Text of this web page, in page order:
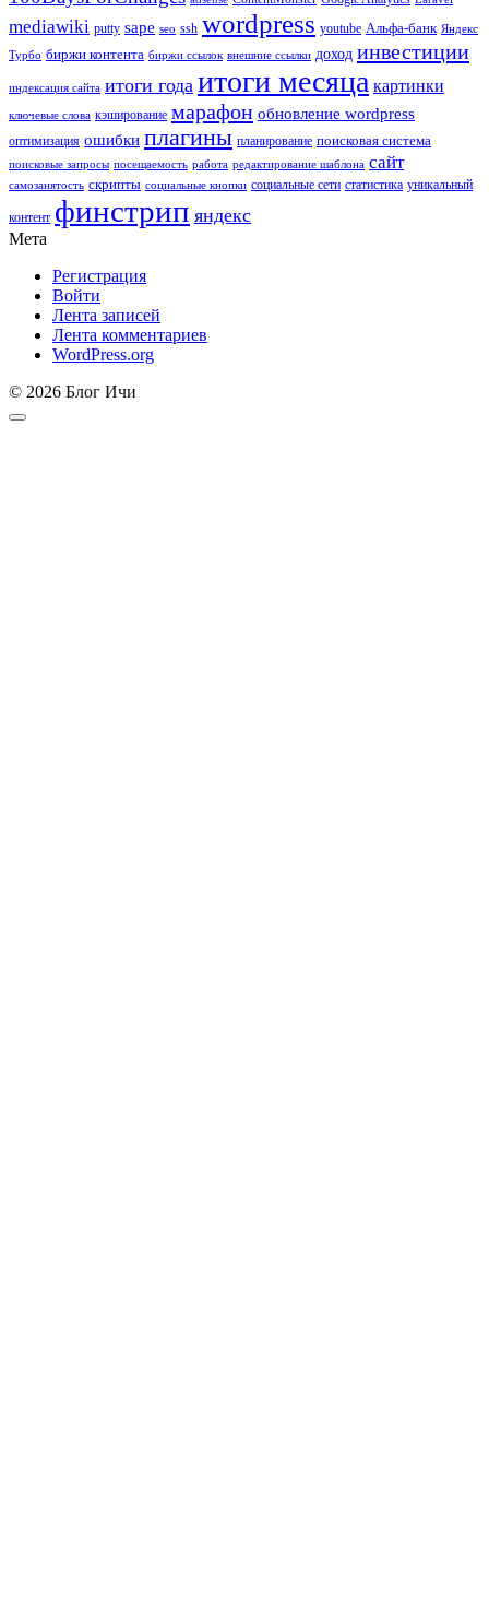
mediawiki putty sape seo ssh wordpress youtube Альфа-банк Яндекс
Турбо биржи контента биржи ссылок внешние ссылки доход инвестиции
индексация сайта итоги года итоги месяца картинки
ключевые слова кэширование марафон обновление wordpress
оптимизация ошибки плагины планирование поисковая система
поисковые запросы посещаемость работа редактирование шаблона сайт
самозанятость скрипты социальные кнопки социальные сети статистика уникальный
контент финстрип яндекс
Мета
Регистрация
Войти
Лента записей
Лента комментариев
WordPress.org
© 2026 Блог Ичи